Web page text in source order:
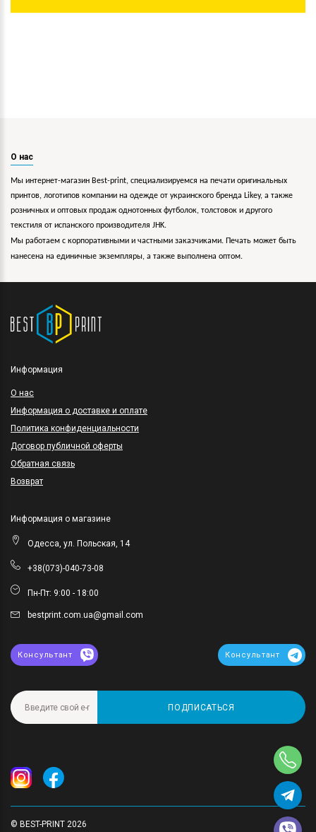
О нас
Мы интернет-магазин Best-print, специализируемся на печати оригинальных
принтов, логотипов компании на одежде от украинского бренда Likey, а также
розничных и оптовых продаж однотонных футболок, толстовок и другого
текстиля от испанского производителя JHK.
Мы работаем с корпоративными и частными заказчиками. Печать может быть
нанесена на единичные экземпляры, а также выполнена оптом.
Информация
O нас
Информация о доставке и оплате
Политика конфиденциальности
Договор публичной оферты
Обратная связь
Возврат
Информация о магазине
Одесса, ул. Польская, 14
+38(073)-040-73-08
Пн-Пт: 9:00 - 18:00
bestprint.com.ua@gmail.com
Консультант Консультант
ПОДПИСАТЬСЯ
© BEST-PRINT 2026